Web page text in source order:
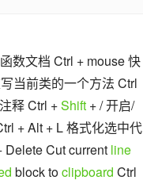
数文档 Ctrl + mouse 快
当前类的一个方法 Ctrl
释 Ctrl + Shift + / 开启/
+ Alt + L 格式化选中代
Delete Cut current line
block to clipboard Ctrl